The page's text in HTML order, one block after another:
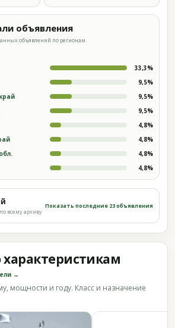
объявления
объявлений по регионам.
33,3%
9,5%
9,5%
9,5%
4,8%
4,8%
4,8%
4,8%
всему архиву
Показать последние 23 объявления
→
мощности и году. Класс и назначение